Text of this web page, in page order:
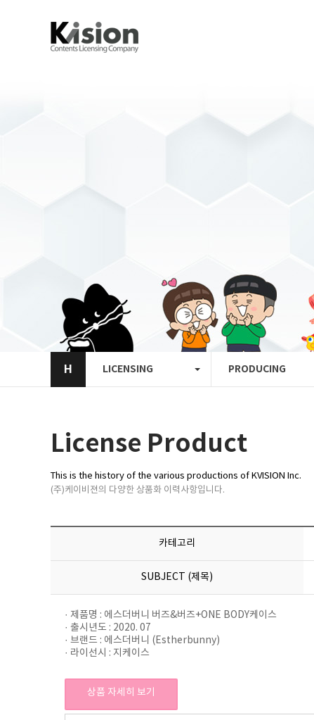
H LICENSING PRODUCING
License Product
This is the history of the various productions of KVISION Inc.
(주)케이비젼의 다양한 상품화 이력사항입니다.
카테고리
SUBJECT (제목)
· 제품명 : 에스더버니 버즈&버즈+ONE BODY케이스
· 출시년도 : 2020. 07
· 브랜드 : 에스더버니 (Estherbunny)
· 라이선시 : 지케이스
상품 자세히 보기